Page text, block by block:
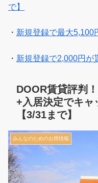
で】
・ 新規登録で最大5,100
・ 新規登録で2,000円が
DOOR賃貸評判
+入居決定でキャ
【3/31まで】
みんなのためのお得情報